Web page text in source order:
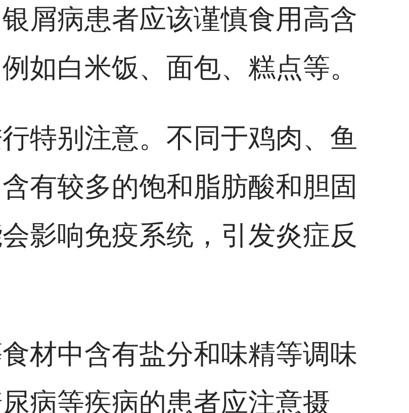
屑病患者应该谨慎食用高含
如白米饭、面包、糕点等。
特别注意。不同于鸡肉、鱼
有较多的饱和脂肪酸和胆固
影响免疫系统，引发炎症反
材中含有盐分和味精等调味
病等疾病的患者应注意摄